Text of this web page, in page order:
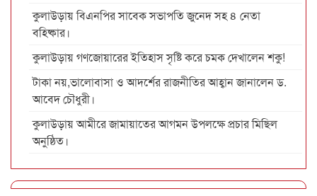
কুলাউড়ায় বিএনপির সাবেক সভাপতি জুনেদ সহ ৪ নেতা
বহিষ্কার।
কুলাউড়ায় গণজোয়ারের ইতিহাস সৃষ্টি করে চমক দেখালেন শকু!
টাকা নয়,ভালোবাসা ও আদর্শের রাজনীতির আহ্বান জানালেন ড.
আবেদ চৌধুরী।
কুলাউড়ায় আমীরে জামায়াতের আগমন উপলক্ষে প্রচার মিছিল
অনুষ্ঠিত।